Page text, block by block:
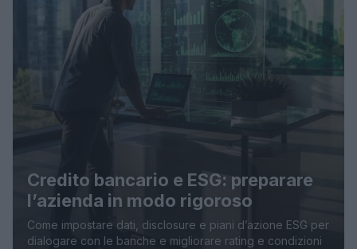
Credito bancario e ESG: preparare
l’azienda in modo rigoroso
Come impostare dati, disclosure e piani d’azione ESG per
dialogare con le banche e migliorare rating e condizioni